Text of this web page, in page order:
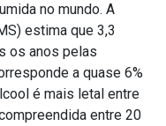
no mundo. A
estima que 3,3
os anos pelas
a quase 6%
é mais letal entre
entre 20